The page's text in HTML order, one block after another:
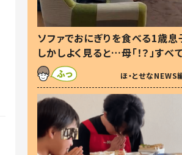
ソファでおにぎりを食べる1歳
しかしよく見ると…母「！？」すべ
察した母の投稿に「可愛いから許
す！」「現行犯〜」
ほ・とせなNEWS